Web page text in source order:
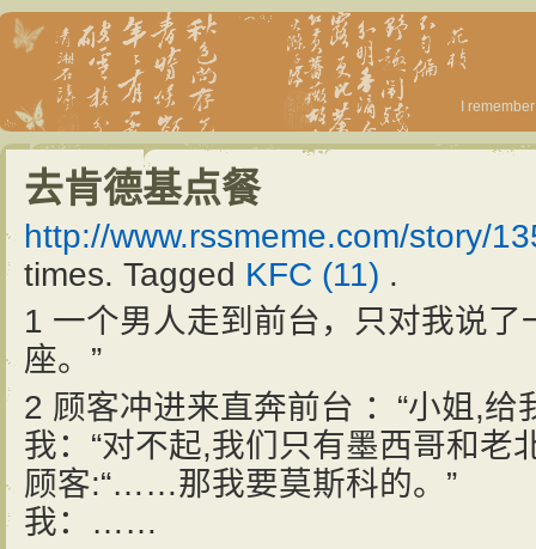
I
去肯德基点餐
http://www.rssmeme.com/story/
times. Tagged KFC (11) .
1 一个男人走到前台，只对我说了
座。”
2 顾客冲进来直奔前台 ：“小姐,给
我：“对不起,我们只有墨西哥和老
顾客:“……那我要莫斯科的。”
我：……